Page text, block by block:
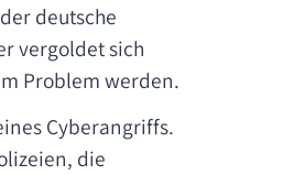
deutsche
vergoldet sich
Problem werden.
Cyberangriffs.
die